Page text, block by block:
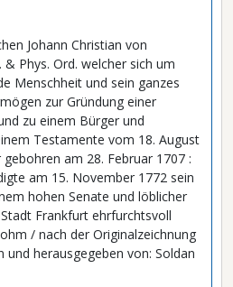
Johann Christian von
Phys. Ord. welcher sich um
Menschheit und sein ganzes
zur Gründung einer
zu einem Bürger und
Testamente vom 18. August
am 28. Februar 1707 :
am 15. November 1772 sein
hohen Senate und löblicher
Frankfurt ehrfurchtsvoll
/ nach der Originalzeichnung
herausgegeben von: Soldan